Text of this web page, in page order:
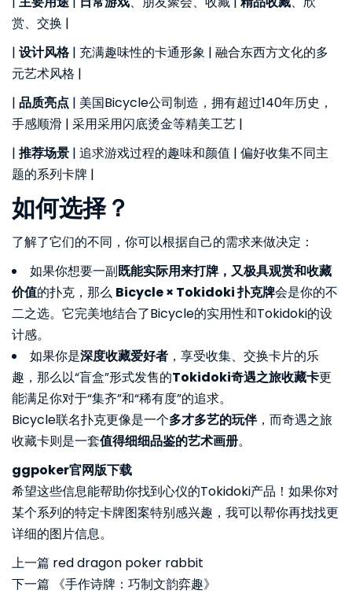
赏、交换 |
| 设计风格| 充满趣味性的卡通形象 | 融合东西方文化的多
元艺术风格 |
| 品质亮点 | 美国Bicycle公司制造，拥有超过140年历史，
手感顺滑 | 采用采用闪底烫金等精美工艺 |
| 推荐场景 | 追求游戏过程的趣味和颜值 | 偏好收集不同主
题的系列卡牌 |
如何选择？
了解了它们的不同，你可以根据自己的需求来做决定：
如果你想要一副既能实际用来打牌，又极具观赏和收藏
价值的扑克，那么 Bicycle × Tokidoki 扑克牌会是你的不
二之选。它完美地结合了Bicycle的实用性和Tokidoki的设
计感。
如果你是深度收藏爱好者 ，享受收集、交换卡片的乐
趣，那么以“盲盒”形式发售的Tokidoki奇遇之旅收藏卡更
能满足你对于“集齐”和“稀有度”的追求。
Bicycle联名扑克更像是一个多才多艺的玩伴，而奇遇之旅
收藏卡则是一套值得细细品鉴的艺术画册。
ggpoker官网版下载
希望这些信息能帮助你找到心仪的Tokidoki产品！如果你对
某个系列的特定卡牌图案特别感兴趣，我可以帮你再找找更
详细的图片信息。
上一篇 red dragon poker rabbit
下一篇
《手作诗牌：巧制文韵弈趣》